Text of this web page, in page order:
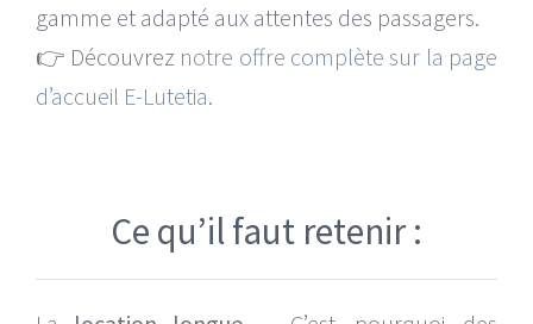
gamme et adapté aux attentes des passagers.
👉 Découvrez notre offre complète sur la page
d’accueil E-Lutetia.
Ce qu’il faut retenir :